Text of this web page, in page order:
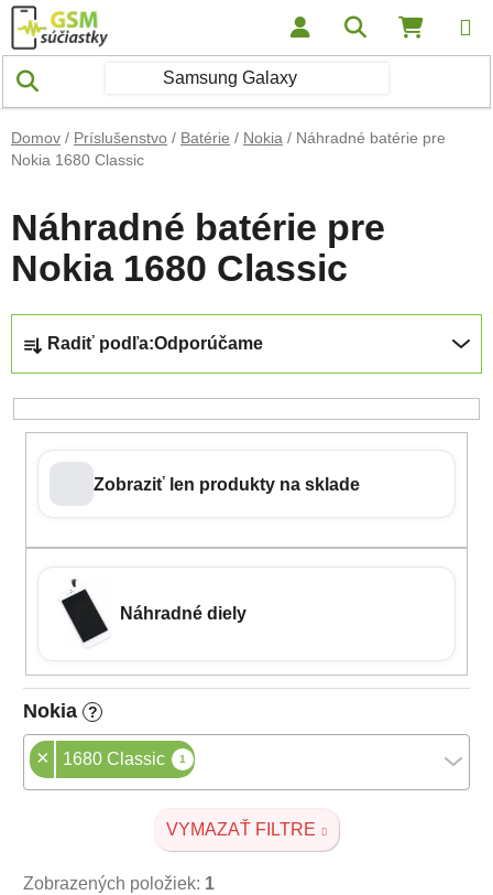
Prejsť na obsah Hľadať
Domov / Príslušenstvo / Batérie / Nokia / Náhradné batérie pre
Nokia 1680 Classic
Náhradné batérie pre
Nokia 1680 Classic
Radiť podľa:Odporúčame
Zobraziť len produkty na sklade
Náhradné diely
Nokia ?
× 1680 Classic 1
VYMAZAŤ FILTRE
Zobrazených položiek: 1